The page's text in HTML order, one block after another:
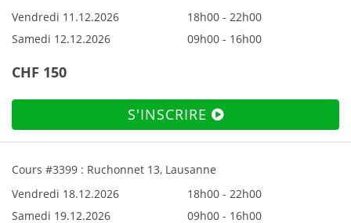
Vendredi 11.12.2026
18h00 - 22h00
Samedi 12.12.2026
09h00 - 16h00
CHF 150
S'INSCRIRE
Cours #3399 : Ruchonnet 13, Lausanne
Vendredi 18.12.2026
18h00 - 22h00
Samedi 19.12.2026
09h00 - 16h00